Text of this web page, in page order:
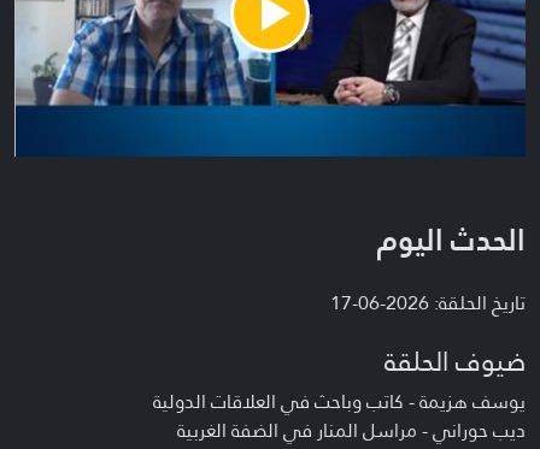
Play
Video
الحدث اليوم
تاريخ الحلقة: 2026-06-17
ضيوف الحلقة
يوسف هزيمة - كاتب وباحث في العلاقات الدولية
ديب حوراني - مراسل المنار في الضفة الغربية